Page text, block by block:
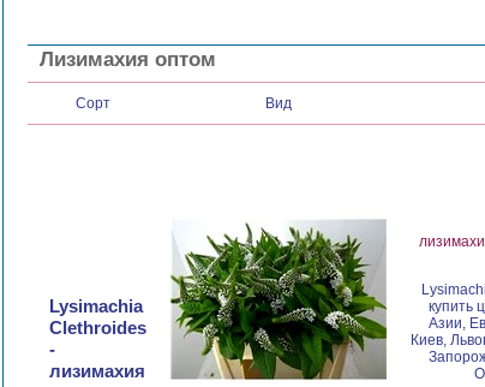
Лизимахия оптом
Сорт Вид
Lysimachia
Clethroides
-
лизимахия
купить
Азии,
Киев,